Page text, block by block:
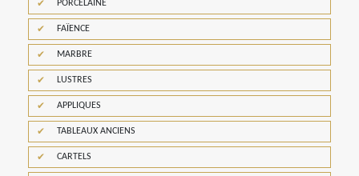
PORCELAINE
FAÏENCE
MARBRE
LUSTRES
APPLIQUES
TABLEAUX ANCIENS
CARTELS